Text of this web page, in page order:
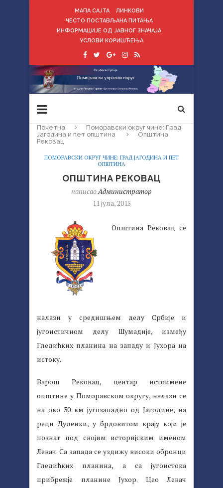
МАПА САЈТА
ЛИНКОВИ
ЧЕСТО ПОСТАВЉАНА ПИТАЊА
ИНФОРМАЦИЈЕ ОД ЈАВНОГ ЗНАЧАЈА
УСЛОВИ КОРИШЋЕЊА
Почетна
Поморавски округ чине: Град
Јагодина и пет општина
Oпштинa
Рековац
ПОМОРАВСКИ ОКРУГ ЧИНЕ: ГРАД ЈАГОДИНА И ПЕТ
ОПШТИНА
OПШТИНA РЕКОВАЦ
написаоАдминистратор
11 јула, 2015
Општина Рековац се
налази у средишњем делу Србије и
југоистичном делу Шумадије, између
Гледићких планина на западу и Јухора на
истоку.
Варош Рековац, центар истоимене
општине у Поморавском округу, налази се
на око 30 км југозападно од Јагодине, на
реци Дуленки, у брдовитом крају који је
познат под својим историјским именом
Левач. Са запада се уздижу високи обронци
Гледићких планина, а са југоистока
прибрежје планине Јухор. Цео Левач